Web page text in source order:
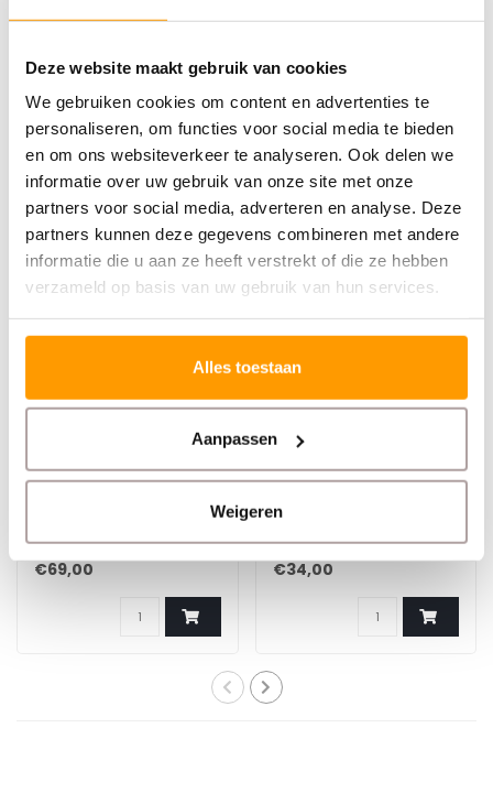
Deze website maakt gebruik van cookies
We gebruiken cookies om content en advertenties te
personaliseren, om functies voor social media te bieden
en om ons websiteverkeer te analyseren. Ook delen we
informatie over uw gebruik van onze site met onze
partners voor social media, adverteren en analyse. Deze
partners kunnen deze gegevens combineren met andere
informatie die u aan ze heeft verstrekt of die ze hebben
verzameld op basis van uw gebruik van hun services.
Alles toestaan
Aanpassen
Weigeren
vakmensen en doe-het-zelvers.
Reviews
Gerelateerde producten
Wapeningsgaas 50
€69,00
TECHNOTAPE
Wapeningsgaas 25
Alkalibestendig
€34,00